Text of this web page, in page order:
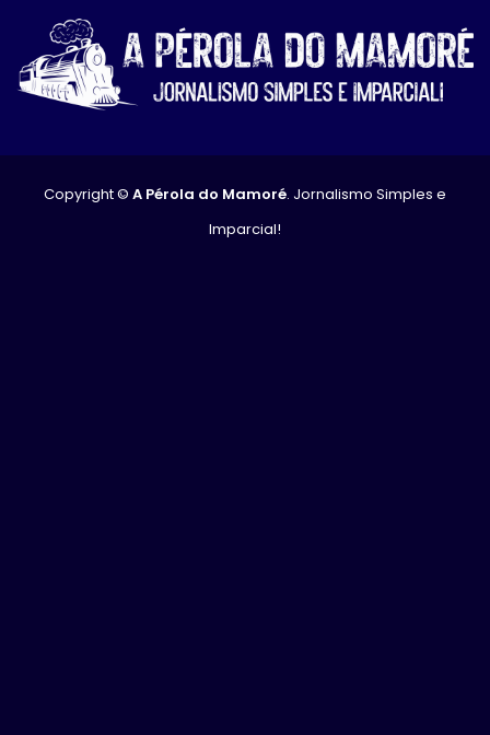
Copyright © A Pérola do Mamoré. Jornalismo Simples e
Imparcial!